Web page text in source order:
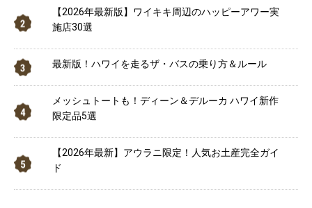
【2026年最新版】ワイキキ周辺のハッピーアワー実
施店30選
最新版！ハワイを走るザ・バスの乗り方＆ルール
メッシュトートも！ディーン＆デルーカ ハワイ新作
限定品5選
【2026年最新】アウラニ限定！人気お土産完全ガイ
ド